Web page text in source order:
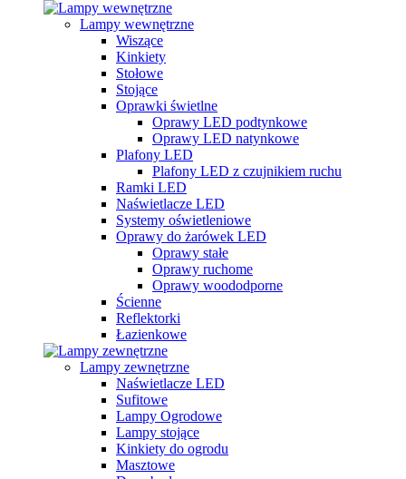
Lampy wewnętrzne
Wiszące
Kinkiety
Stołowe
Stojące
Oprawki świetlne
Oprawy LED podtynkowe
Oprawy LED natynkowe
Plafony LED
Plafony LED z czujnikiem ruchu
Ramki LED
Naświetlacze LED
Systemy oświetleniowe
Oprawy do żarówek LED
Oprawy stałe
Oprawy ruchome
Oprawy woododporne
Ścienne
Reflektorki
Łazienkowe
Lampy zewnętrzne
Naświetlacze LED
Sufitowe
Lampy Ogrodowe
Lampy stojące
Kinkiety do ogrodu
Masztowe